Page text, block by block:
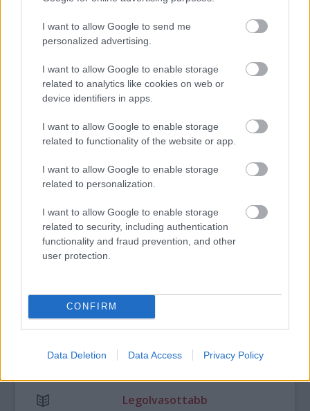
I want to allow Google to send me
personalized advertising.
I want to allow Google to enable storage
related to analytics like cookies on web or
device identifiers in apps.
I want to allow Google to enable storage
related to functionality of the website or app.
I want to allow Google to enable storage
related to personalization.
I want to allow Google to enable storage
related to security, including authentication
functionality and fraud prevention, and other
user protection.
CONFIRM
Data Deletion Data Access Privacy Policy
AZ EMBERSÉG ÜNNEPE
A bejegyzés trackback címe:
https://kulturpart.hu/api/trackback/id/7917534
Kommentek:
vonatkozó jogszabályokértelmében felhasználói tartalomnak
minősülnek, értük a
szolgáltatás technikai
nem vállal, azokat nem ellenőrzi. Kifogás esetén forduljon a blog szerkesztőjéhez.
Legolvasottabb